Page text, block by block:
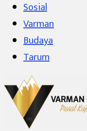
Sosial
Varman
Budaya
Tarum